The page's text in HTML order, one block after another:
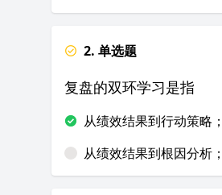
2. 单选题
复盘的双环学习是指
从绩效结果到行动策略
从绩效结果到根因分析